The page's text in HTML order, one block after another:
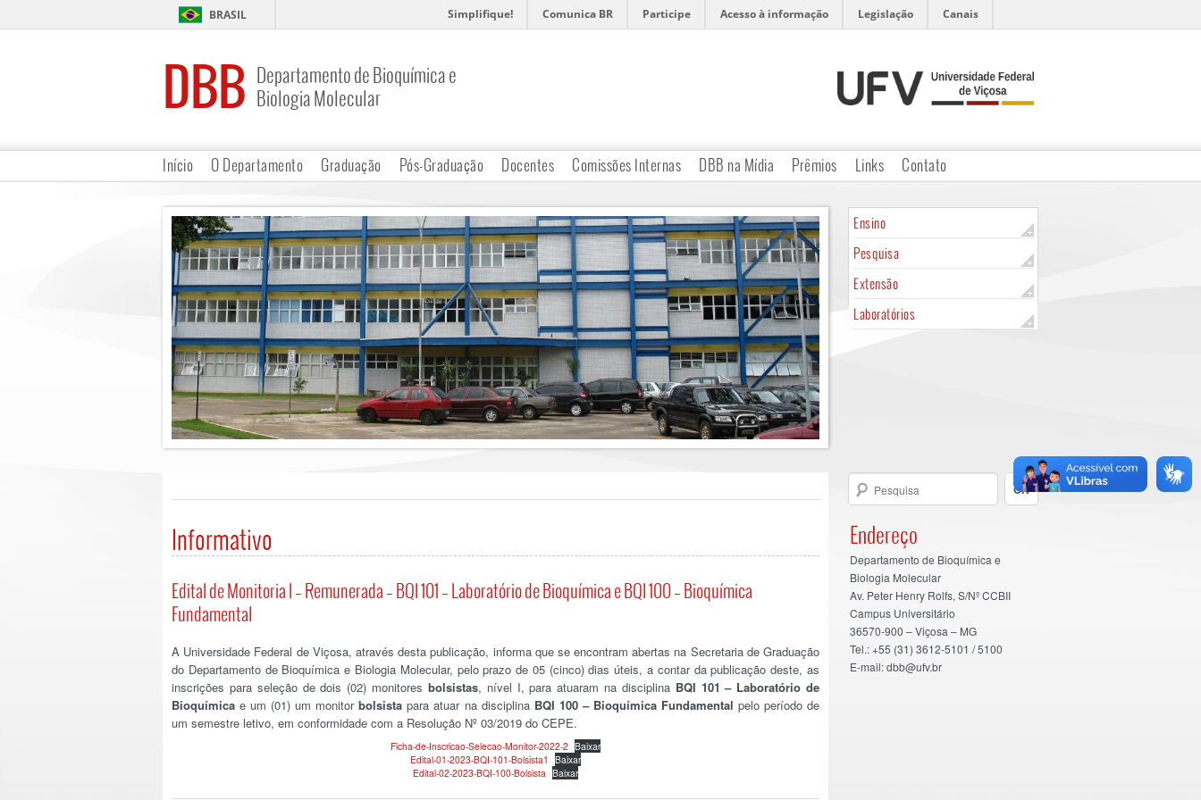
BRASIL Simplifique! Comunica BR Participe Acesso à informação Legislação Canais
DBB Departamento de Bioquímica e
Biologia Molecular
Início O Departamento Graduação Pós-Graduação Docentes Comissões Internas DBB na Mídia Prêmios Links Contato
Ensino
Pesquisa
Extensão
Laboratórios
Endereço
Departamento de Bioquímica e
Biologia Molecular
Av. Peter Henry Rolfs, S/Nº CCBII
Campus Universitário
36570-900 – Viçosa – MG
Tel.: +55 (31) 3612-5101 / 5100
E-mail: dbb@ufv.br
Informativo
Edital de Monitoria I – Remunerada – BQI 101 – Laboratório de Bioquímica e BQI 100 – Bioquímica
Fundamental
A Universidade Federal de Viçosa, através desta publicação, informa que se encontram abertas na Secretaria de Graduação
do Departamento de Bioquímica e Biologia Molecular, pelo prazo de 05 (cinco) dias úteis, a contar da publicação deste, as
inscrições para seleção de dois (02) monitores bolsistas, nível I, para atuaram na disciplina BQI 101 – Laboratório de
Bioquímica e um (01) um monitorbolsista para atuar na disciplina BQI 100 – Bioquímica Fundamental pelo período de
um semestre letivo, em conformidade com a Resolução Nº 03/2019 do CEPE.
Ficha-de-Inscricao-Selecao-Monitor-2022-2 Baixar
Edital-01-2023-BQI-101-Bolsista1
Baixar
Edital-02-2023-BQI-100-Bolsista Baixar